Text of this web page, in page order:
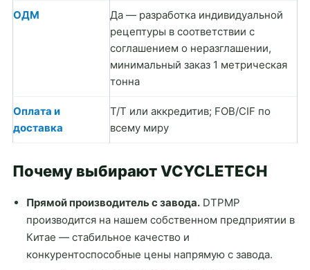
ОДМ
Да — разработка индивидуальной
рецептуры в соответствии с
соглашением о неразглашении,
минимальный заказ 1 метрическая
тонна
Оплата и
доставка
Т/Т или аккредитив; FOB/CIF по
всему миру
Почему выбирают VCYCLETECH
Прямой производитель с завода. DTPMP
производится на нашем собственном предприятии в
Китае — стабильное качество и
конкурентоспособные цены напрямую с завода.